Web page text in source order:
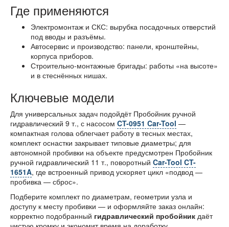
Где применяются
Электромонтаж и СКС: вырубка посадочных отверстий
под вводы и разъёмы.
Автосервис и производство: панели, кронштейны,
корпуса приборов.
Строительно-монтажные бригады: работы «на высоте»
и в стеснённых нишах.
Ключевые модели
Для универсальных задач подойдёт Пробойник ручной
гидравлический 9 т., с насосом CT-0951 Car-Tool —
компактная голова облегчает работу в тесных местах,
комплект оснастки закрывает типовые диаметры; для
автономной пробивки на объекте предусмотрен Пробойник
ручной гидравлический 11 т., поворотный Car-Tool CT-
1651A, где встроенный привод ускоряет цикл «подвод —
пробивка — сброс».
Подберите комплект по диаметрам, геометрии узла и
доступу к месту пробивки — и оформляйте заказ онлайн:
корректно подобранный гидравлический пробойник даёт